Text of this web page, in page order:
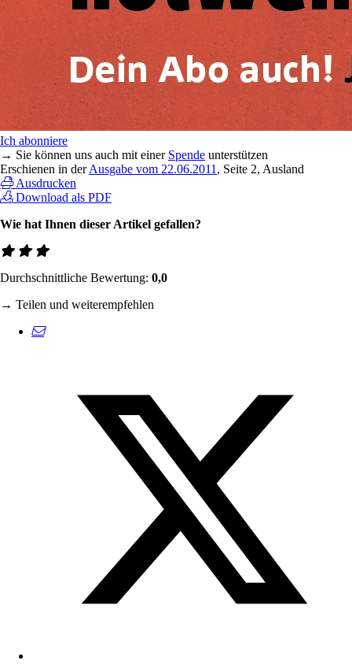
Ich abonniere
→ Sie können uns auch mit einer Spende unterstützen
Erschienen in derAusgabe vom 22.06.2011 , Seite 2, Ausland
Ausdrucken
Download als PDF
Wie hat Ihnen dieser Artikel gefallen?
Durchschnittliche Bewertung: 0,0
→ Teilen und weiterempfehlen